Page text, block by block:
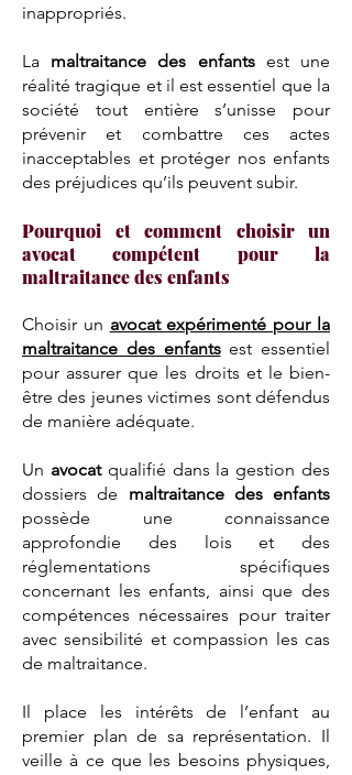
inappropriés.
La maltraitance des enfantsest une
réalité tragique et il est essentiel que la
société tout entière s’unisse pour
prévenir et combattre ces actes
inacceptables et protéger nos enfants
des préjudices qu’ils peuvent subir.
Pourquoi et comment choisir un
avocat compétent pour la
maltraitance des enfants
Choisir un avocat expérimenté pour la
maltraitance des enfantsest essentiel
pour assurer que les droits et le bien-
être des jeunes victimes sont défendus
de manière adéquate.
Un avocatqualifié dans la gestion des
dossiers de maltraitance des enfants
possède une connaissance
approfondie des lois et des
réglementations spécifiques
concernant les enfants, ainsi que des
compétences nécessaires pour traiter
avec sensibilité et compassion les cas
de maltraitance.
Il place les intérêts de l’enfant au
premier plan de sa représentation. Il
veille à ce que les besoins physiques,